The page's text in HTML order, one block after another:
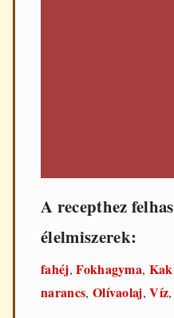
A recepthez
élelmiszerek:
fahéj,Fokhagyma,
narancs, Olívaolaj,Víz